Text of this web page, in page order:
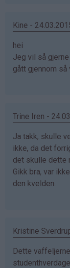
Kine -
hei
Jeg vil så
gått gjennom så
Trine Iren -
Ja takk, skulle
ikke, da det
det skulle dette
Gikk bra, var
den kvelden.
Kristine
Dette